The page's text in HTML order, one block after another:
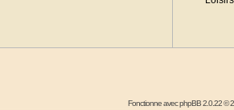
Fonctionne avecphpBB2.0.22 ©